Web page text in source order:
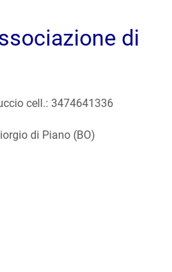
di
cell.: 3474641336
di Piano (BO)